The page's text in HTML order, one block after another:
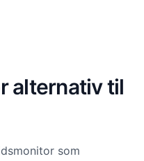
alternativ til
som